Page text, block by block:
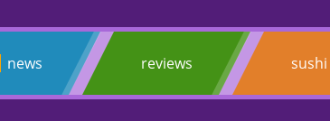
news reviews sushi